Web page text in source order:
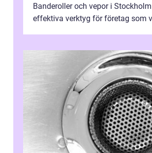
Banderoller och vepor i
effektiva verktyg för företag som